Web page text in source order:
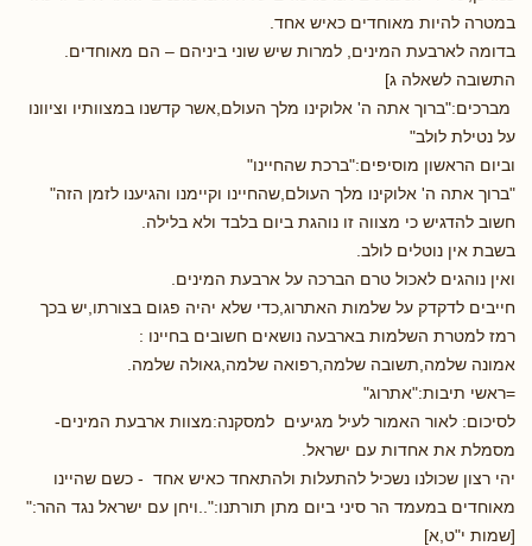
במטרה להיות מאוחדים כאיש אחד.
בדומה לארבעת המינים, למרות שיש שוני ביניהם – הם מאוחדים.
התשובה לשאלה ג]
מברכים:"ברוך אתה ה' אלוקינו מלך העולם,אשר קדשנו במצוותיו וציוונו
על נטילת לולב"
וביום הראשון מוסיפים:"ברכת שהחיינו"
"ברוך אתה ה' אלוקינו מלך העולם,שהחיינו וקיימנו והגיענו לזמן הזה"
חשוב להדגיש כי מצווה זו נוהגת ביום בלבד ולא בלילה.
בשבת אין נוטלים לולב.
ואין נוהגים לאכול טרם הברכה על ארבעת המינים.
חייבים לדקדק על שלמות האתרוג,כדי שלא יהיה פגום בצורתו,יש בכך
רמז למטרת השלמות בארבעה נושאים חשובים בחיינו :
אמונה שלמה,תשובה שלמה,רפואה שלמה,גאולה שלמה.
=ראשי תיבות:"אתרוג"
לסיכום: לאור האמור לעיל מגיעים למסקנה:מצוות ארבעת המינים-
מסמלת את אחדות עם ישראל.
יהי רצון שכולנו נשכיל להתעלות ולהתאחד כאיש אחד - כשם שהיינו
מאוחדים במעמד הר סיני ביום מתן תורתנו:"..ויחן עם ישראל נגד ההר:"
[שמות י"ט,א]